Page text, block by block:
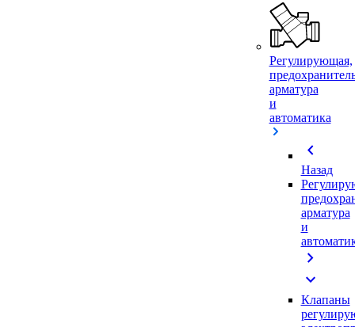
Регулирующая,
арматура
и
автоматика
chevron_left
Назад
арматура
и
chevron_right
expand_more
Клапаны